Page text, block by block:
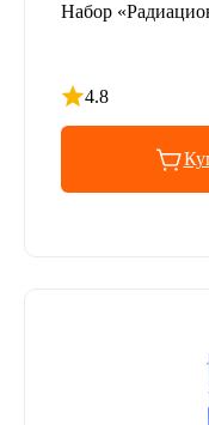
Набор
4.8
Рейтинг 4.8 из 5